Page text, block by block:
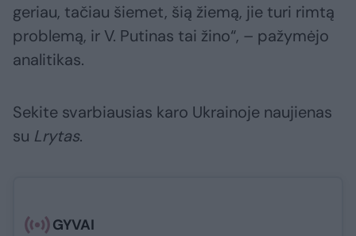
geriau, tačiau šiemet, šią žiemą, jie turi rimtą
problemą, ir V. Putinas tai žino“, – pažymėjo
analitikas.
Sekite svarbiausias karo Ukrainoje naujienas
su Lrytas.​​​
GYVAI